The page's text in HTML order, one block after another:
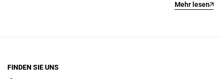
Mehr lesen
FINDEN SIE UNS